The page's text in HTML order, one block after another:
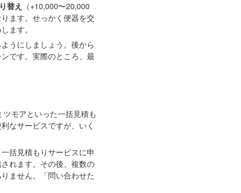
替え
（+10,000〜20,000
ます。せっかく便器を交
ます。
うにしましょう。後から
です。実際のところ、最
モアといった一括見積も
なサービスですが、いく
括見積もりサービスに申
れます。その後、複数の
ません。「問い合わせた